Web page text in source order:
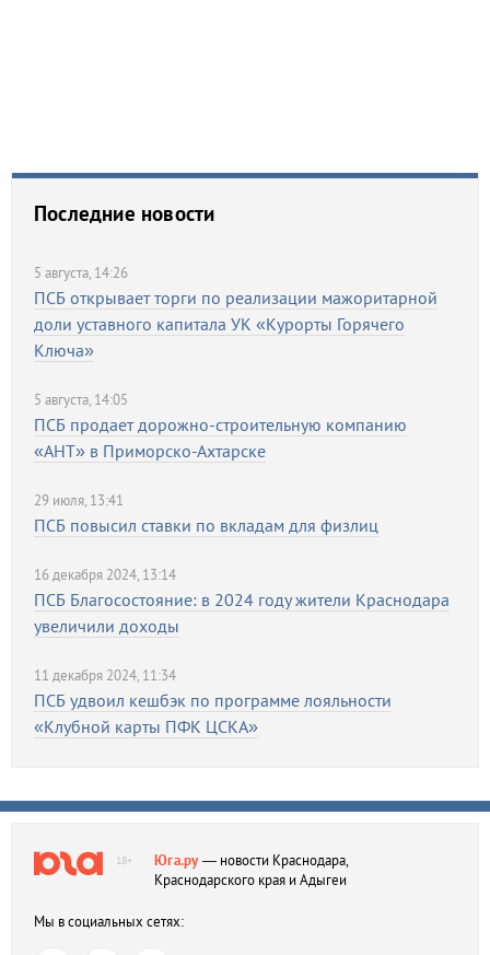
Последние новости
5 августа, 14:26
ПСБ открывает торги по реализации мажоритарной
доли уставного капитала УК «Курорты Горячего
Ключа»
5 августа, 14:05
ПСБ продает дорожно-строительную компанию
«АНТ» в Приморско-Ахтарске
29 июля, 13:41
ПСБ повысил ставки по вкладам для физлиц
16 декабря 2024, 13:14
ПСБ Благосостояние: в 2024 году жители Краснодара
увеличили доходы
11 декабря 2024, 11:34
ПСБ удвоил кешбэк по программе лояльности
«Клубной карты ПФК ЦСКА»
18+ Юга.ру— новости Краснодара,
Краснодарского края и Адыгеи
Мы в социальных сетях: